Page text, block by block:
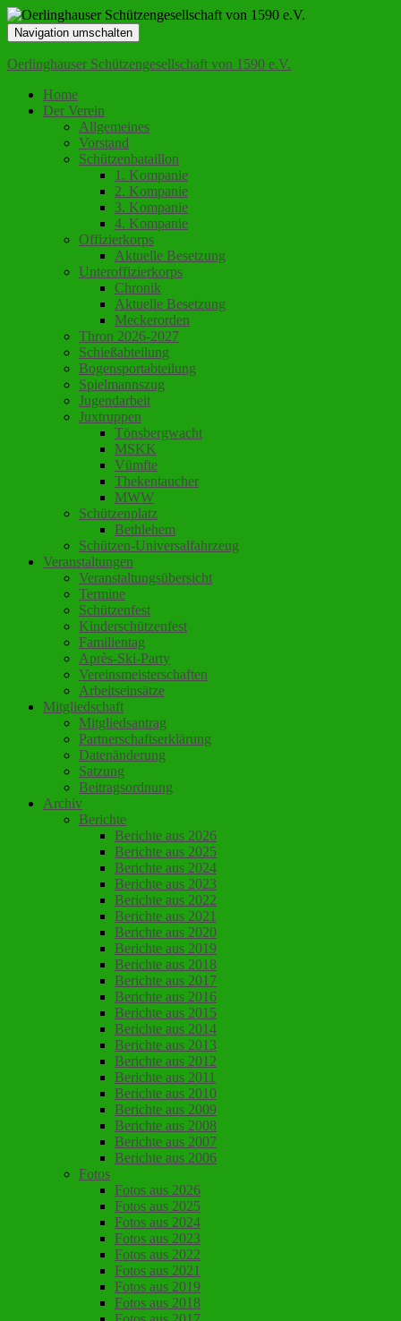
Navigation umschalten
Oerlinghauser Schützengesellschaft von 1590 e.V.
Home
Der Verein
Allgemeines
Vorstand
Schützenbataillon
1. Kompanie
2. Kompanie
3. Kompanie
4. Kompanie
Offizierkorps
Aktuelle Besetzung
Unteroffizierkorps
Chronik
Aktuelle Besetzung
Meckerorden
Thron 2026-2027
Schießabteilung
Bogensportabteilung
Spielmannszug
Jugendarbeit
Juxtruppen
Tönsbergwacht
MSKK
Vümfte
Thekentaucher
MWW
Schützenplatz
Bethlehem
Schützen-Universalfahrzeug
Veranstaltungen
Veranstaltungsübersicht
Termine
Schützenfest
Kinderschützenfest
Familientag
Après-Ski-Party
Vereinsmeisterschaften
Arbeitseinsätze
Mitgliedschaft
Mitgliedsantrag
Partnerschaftserklärung
Datenänderung
Satzung
Beitragsordnung
Archiv
Berichte
Berichte aus 2026
Berichte aus 2025
Berichte aus 2024
Berichte aus 2023
Berichte aus 2022
Berichte aus 2021
Berichte aus 2020
Berichte aus 2019
Berichte aus 2018
Berichte aus 2017
Berichte aus 2016
Berichte aus 2015
Berichte aus 2014
Berichte aus 2013
Berichte aus 2012
Berichte aus 2011
Berichte aus 2010
Berichte aus 2009
Berichte aus 2008
Berichte aus 2007
Berichte aus 2006
Fotos
Fotos aus 2026
Fotos aus 2025
Fotos aus 2024
Fotos aus 2023
Fotos aus 2022
Fotos aus 2021
Fotos aus 2019
Fotos aus 2018